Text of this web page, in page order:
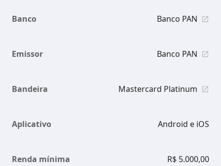
Banco Banco PAN
Emissor Banco PAN
Bandeira Mastercard Platinum
Aplicativo Android e iOS
Renda mínima R$ 5.000,00